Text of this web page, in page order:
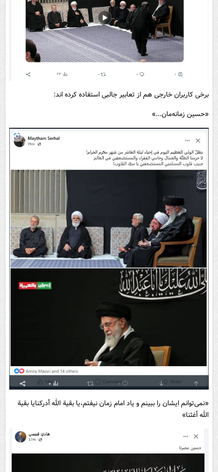
برخی کاربران خارجی هم از تعابیر جالبی استفاده کرده اند:
«حسین زمانه‌مان...»
«نمی‌توانم ایشان را ببینم و یاد امام زمان نیفتم،یا بقیة الله أدرکنایا بقیة
الله أغثنا»